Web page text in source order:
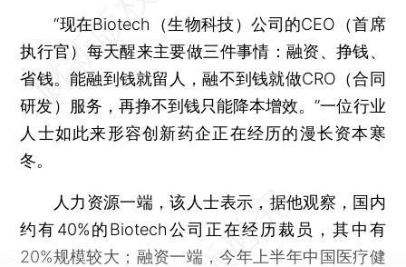
“现在Biotech（生物科技）公司的CEO（首席
执行官）每天醒来主要做三件事情：融资、挣钱、
省钱。能融到钱就留人，融不到钱就做CRO（合同
研发）服务，再挣不到钱只能降本增效。”一位行业
人士如此来形容创新药企正在经历的漫长资本寒
冬。
人力资源一端，该人士表示，据他观察，国内
约有40%的Biotech公司正在经历裁员，其中有
20%规模较大；融资一端，今年上半年中国医疗健